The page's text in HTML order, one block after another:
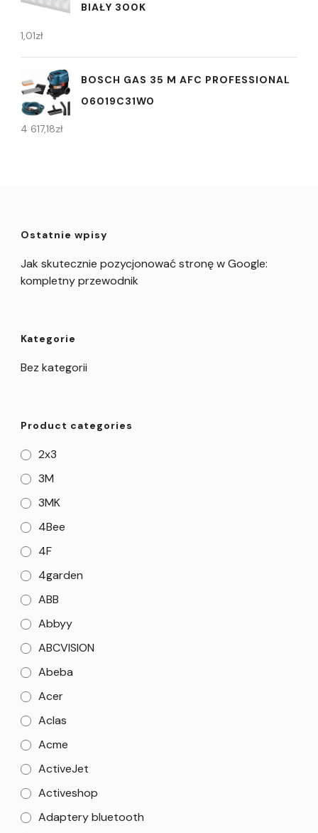
BIAŁY 300K
1,01zł
BOSCH GAS 35 M AFC PROFESSIONAL
06019C31W0
4 617,18zł
Ostatnie wpisy
Jak skutecznie pozycjonować stronę w Google:
kompletny przewodnik
Kategorie
Bez kategorii
Product categories
2x3
3M
3MK
4Bee
4F
4garden
ABB
Abbyy
ABCVISION
Abeba
Acer
Aclas
Acme
ActiveJet
Activeshop
Adaptery bluetooth